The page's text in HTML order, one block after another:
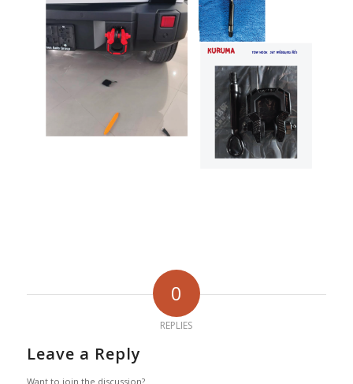
0
REPLIES
Leave a Reply
Want to join the discussion?